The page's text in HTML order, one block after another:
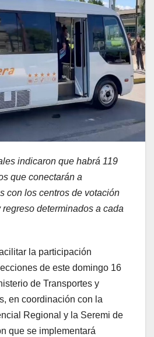
indicaron que habrá 119
que conectarán a
con los centros de votación
determinados a cada
la participación
de este domingo 16
de Transportes y
en coordinación con la
Regional y la Seremi de
que se implementará